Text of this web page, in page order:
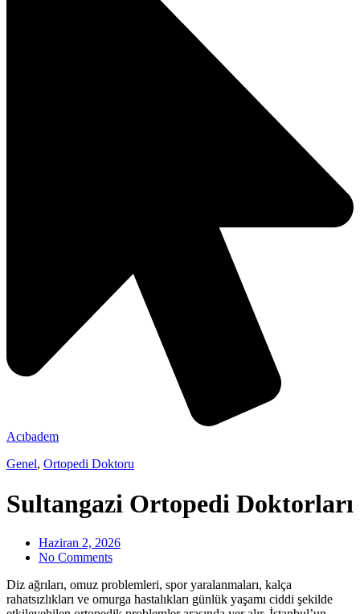
Acıbadem
Genel, Ortopedi Doktoru
Sultangazi Ortopedi Doktorları
Haziran 2, 2026
No Comments
Diz ağrıları, omuz problemleri, spor yaralanmaları, kalça
rahatsızlıkları ve omurga hastalıkları günlük yaşamı ciddi şekilde